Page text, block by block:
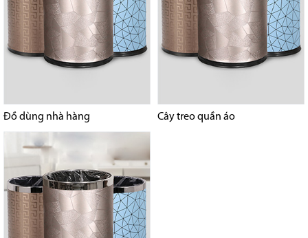
Đồ dùng nhà hàng Cây treo quần áo